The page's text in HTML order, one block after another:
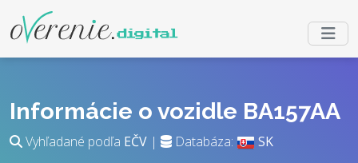
Informácie o vozidle BA157AA
Vyhľadané podľa EČV | Databáza: SK